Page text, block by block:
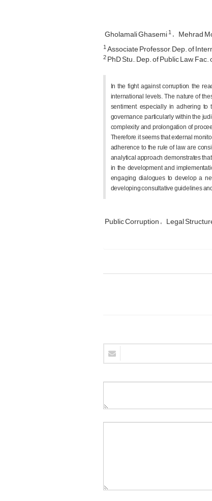
Gholamali Ghasemi1 Mehrad
1Associate Professor, Dep. of
2PhD Stu., Dep. of Public Law,
In the fight against corruption, the
international levels. The nature of
sentiment, especially in adhering
governance, particularly within the
complexity and prolongation of
Therefore, it seems that external
adherence to the rule of law, are
analytical approach, demonstrates
in the development and
engaging dialogues to develop a
developing consultative guidelines
Public Corruption Legal